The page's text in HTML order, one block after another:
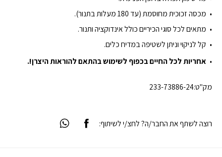
מכסה זכוכית מחוסמת (עד 180 מעלות בתנור).
מתאים לכל סוגי הכיריים כולל אינדוקציה ותנור.
קל לניקוי וניתן לשטיפה במדיח כלים.
אחריות לכל החיים בכפוף לשימוש בהתאם להוראות היצרן!.
מק"ט:233-73886-24
רוצה לשתף את החבר/ה? לחצ/י לשיתוף: